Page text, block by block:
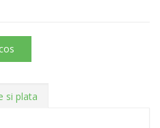
si plata